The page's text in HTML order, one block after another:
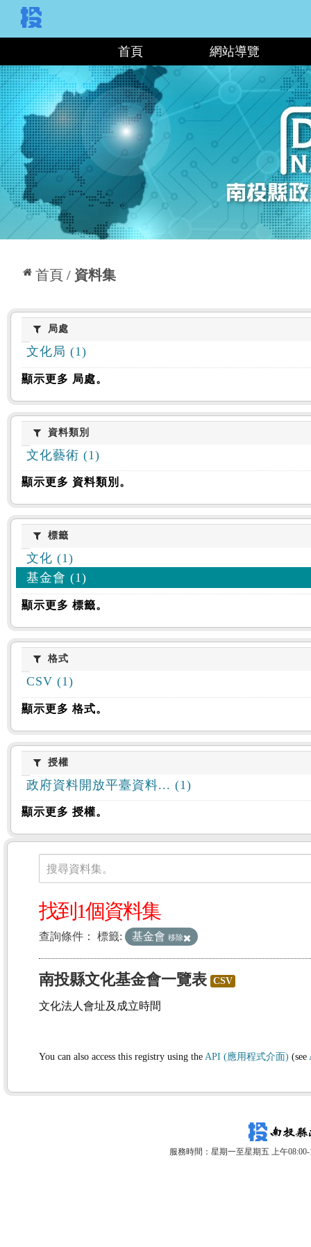
首頁 網站導覽
首頁 資料集
:::
局處局處
文化局 (1)
顯示更多 局處。
資料類別
資料類別
文化藝術 (1)
顯示更多 資料類別。
標籤標籤
文化 (1)
基金會 (1)
顯示更多 標籤。
格式格式
CSV (1)
顯示更多 格式。
授權授權
政府資料開放平臺資料... (1)
顯示更多 授權。
資料集
搜尋資料集。
找到1個資料集
查詢條件： 標籤: 基金會 移除
南投縣文化基金會一覽表 CSV
文化法人會址及成立時間
You can also access this registry using the API (應用程式介面) (see
服務時間：星期一至星期五 上午